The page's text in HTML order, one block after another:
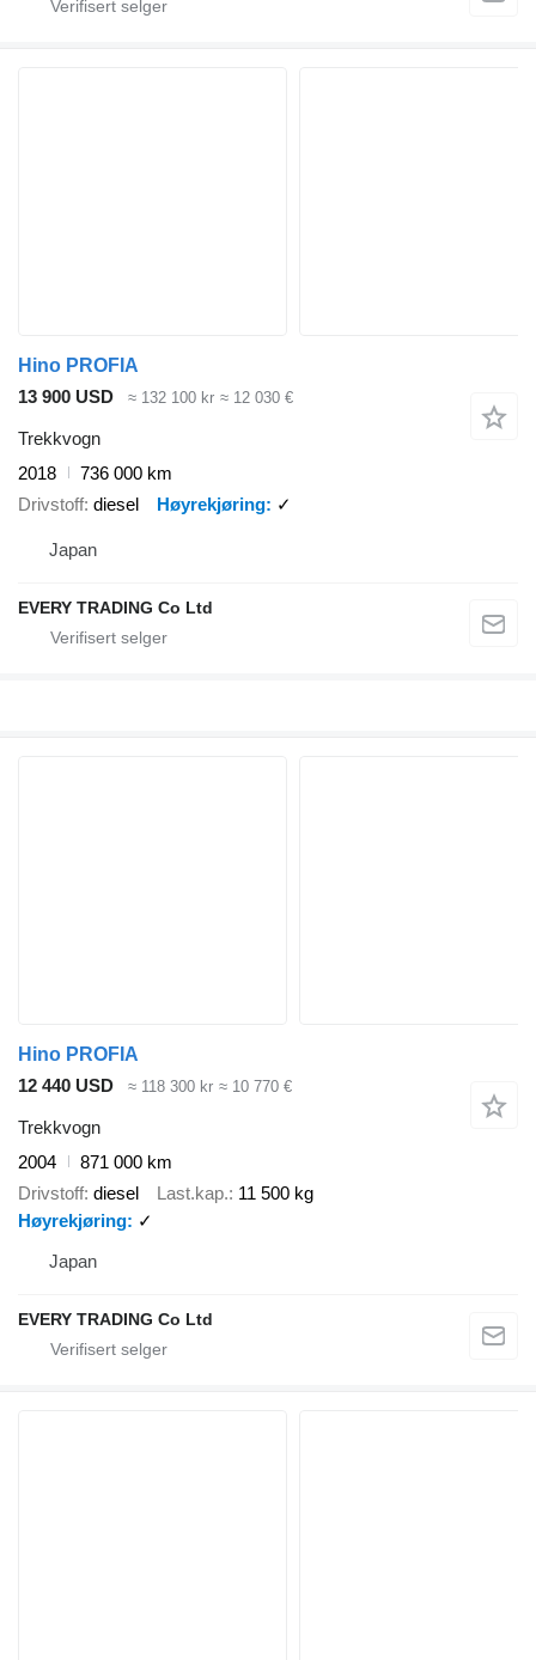
Hino PROFIA
13 900 USD
≈ 132 100 kr ≈ 12 030 €
Trekkvogn
2018
736 000 km
Drivstoff diesel Høyrekjøring ✓
Japan
EVERY TRADING Co Ltd
Hino PROFIA
12 440 USD
≈ 118 300 kr ≈ 10 770 €
Trekkvogn
2004
871 000 km
Drivstoff diesel Last.kap. 11 500 kg
Høyrekjøring
✓
Japan
EVERY TRADING Co Ltd